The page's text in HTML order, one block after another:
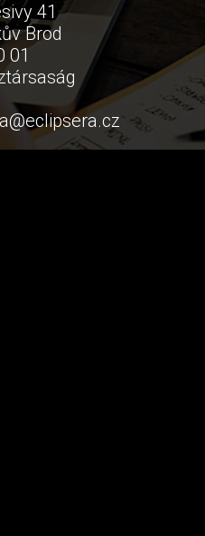
41
Brod
01
@eclipsera.cz